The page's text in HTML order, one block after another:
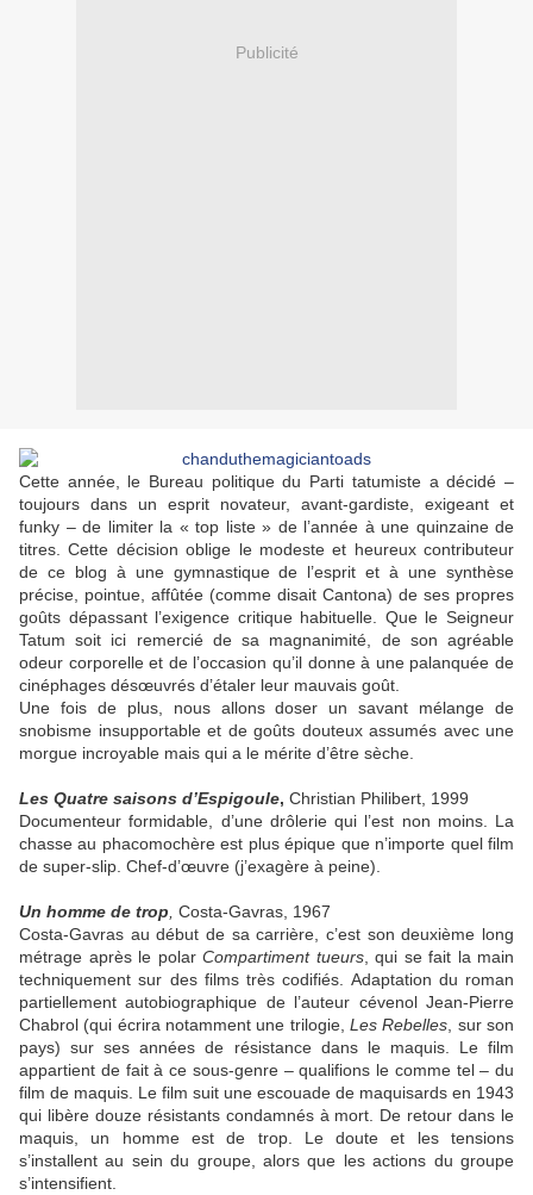
Publicité
Cette année, le Bureau politique du Parti tatumiste a décidé –
toujours dans un esprit novateur, avant-gardiste, exigeant et
funky – de limiter la « top liste » de l’année à une quinzaine de
titres. Cette décision oblige le modeste et heureux contributeur
de ce blog à une gymnastique de l’esprit et à une synthèse
précise, pointue, affûtée (comme disait Cantona) de ses propres
goûts dépassant l’exigence critique habituelle. Que le Seigneur
Tatum soit ici remercié de sa magnanimité, de son agréable
odeur corporelle et de l’occasion qu’il donne à une palanquée de
cinéphages désœuvrés d’étaler leur mauvais goût.
Une fois de plus, nous allons doser un savant mélange de
snobisme insupportable et de goûts douteux assumés avec une
morgue incroyable mais qui a le mérite d’être sèche.
Les Quatre saisons d’Espigoule, Christian Philibert, 1999
Documenteur formidable, d’une drôlerie qui l’est non moins. La
chasse au phacomochère est plus épique que n’importe quel film
de super-slip. Chef-d’œuvre (j’exagère à peine).
Un homme de trop Costa-Gavras, 1967
Costa-Gavras au début de sa carrière, c’est son deuxième long
métrage après le polar Compartiment tueurs, qui se fait la main
techniquement sur des films très codifiés. Adaptation du roman
partiellement autobiographique de l’auteur cévenol Jean-Pierre
Chabrol (qui écrira notamment une trilogie, Les Rebelles , sur son
pays) sur ses années de résistance dans le maquis. Le film
appartient de fait à ce sous-genre – qualifions le comme tel – du
film de maquis. Le film suit une escouade de maquisards en 1943
qui libère douze résistants condamnés à mort. De retour dans le
maquis, un homme est de trop. Le doute et les tensions
s’installent au sein du groupe, alors que les actions du groupe
s’intensifient.